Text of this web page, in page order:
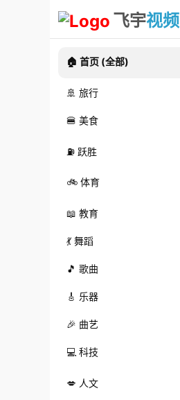
飞宇视频
🏠 首页 (全部)
🚢 旅行
🍔 美食
⛽ 跃胜
🚲 体育
📖 教育
💃 舞蹈
🎵 歌曲
🎸 乐器
🎉 曲艺
💻 科技
💋 人文